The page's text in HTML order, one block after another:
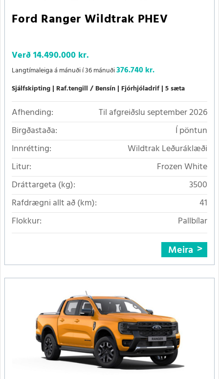
Ford Ranger Wildtrak PHEV
Verð14.490.000 kr.
Langtímaleiga á mánuði í 36 mánuði376.740 kr.
Sjálfskipting Raf.tengill / Bensín Fjórhjóladrif 5 sæta
Afhending:
Til afgreiðslu september 2026
Birgðastaða:
Í pöntun
Innrétting:
Wildtrak Leðuráklæði
Litur:
Frozen White
Dráttargeta (kg):
3500
Rafdrægni allt að (km):
41
Flokkur:
Pallbílar
Meira